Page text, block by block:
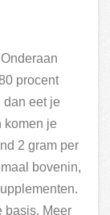
procent
dan eet je
komen je
2 gram per
bovenin,
basis. Meer